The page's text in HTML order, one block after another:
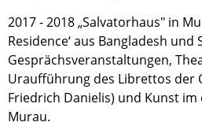
2017 - 2018 „Salvatorhaus" in
Residence‘ aus Bangladesh und
Gesprächsveranstaltungen,
Uraufführung des Librettos der
Friedrich Danielis) und Kunst
Murau.